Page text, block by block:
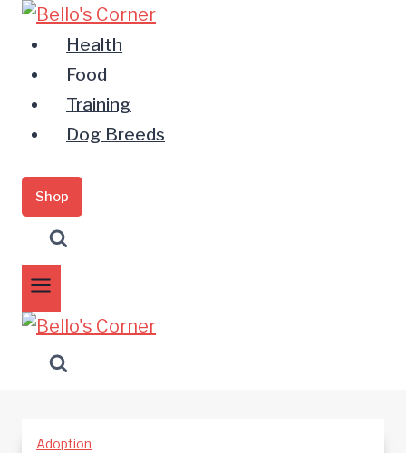
Zum
Inhalt
springen
Health
Food
Training
Dog Breeds
Shop
Adoption